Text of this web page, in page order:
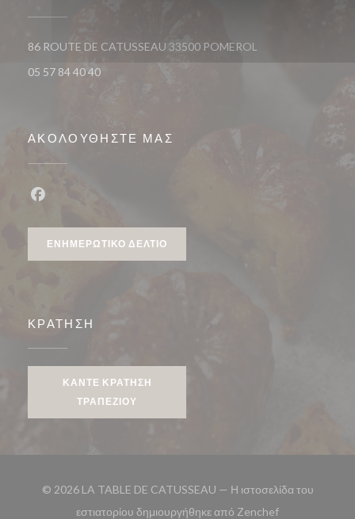
86 ROUTE DE CATUSSEAU 33500 POMEROL
05 57 84 40 40
ΑΚΟΛΟΥΘΉΣΤΕ ΜΑΣ
ΕΝΗΜΕΡΩΤΙΚΌ ΔΕΛΤΊΟ
ΚΡΆΤΗΣΗ
ΚΆΝΤΕ ΚΡΆΤΗΣΗ
ΤΡΑΠΕΖΙΟΎ
© 2026 LA TABLE DE CATUSSEAU — Η ιστοσελίδα του
εστιατορίου δημιουργήθηκε από Zenchef((ανοίγει σε